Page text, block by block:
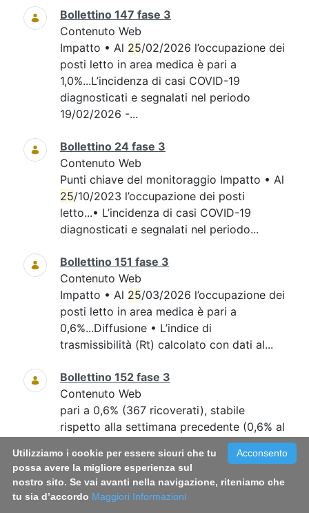
Bollettino 147 fase 3
Contenuto Web
Impatto • Al 25/02/2026 l’occupazione dei
posti letto in area medica è pari a
1,0%...L’incidenza di casi COVID-19
diagnosticati e segnalati nel periodo
19/02/2026 -...
Bollettino 24 fase 3
Contenuto Web
Punti chiave del monitoraggio Impatto • Al
25/10/2023 l’occupazione dei posti
letto...• L’incidenza di casi COVID-19
diagnosticati e segnalati nel periodo...
Bollettino 151 fase 3
Contenuto Web
Impatto • Al 25/03/2026 l’occupazione dei
posti letto in area medica è pari a
0,6%...Diffusione • L’indice di
trasmissibilità (Rt) calcolato con dati al...
Bollettino 152 fase 3
Contenuto Web
pari a 0,6% (367 ricoverati), stabile
rispetto alla settimana precedente (0,6% al
...intensiva, pari a 0,2% (18 ricoverati),
rispetto alla settimana precedente (0,2%
al...
Acconsento
Utilizziamo i cookie per essere sicuri che tu
possa avere la migliore esperienza sul
nostro sito. Se vai avanti nella navigazione, riteniamo che
tu sia d’accordo Maggiori Informazioni